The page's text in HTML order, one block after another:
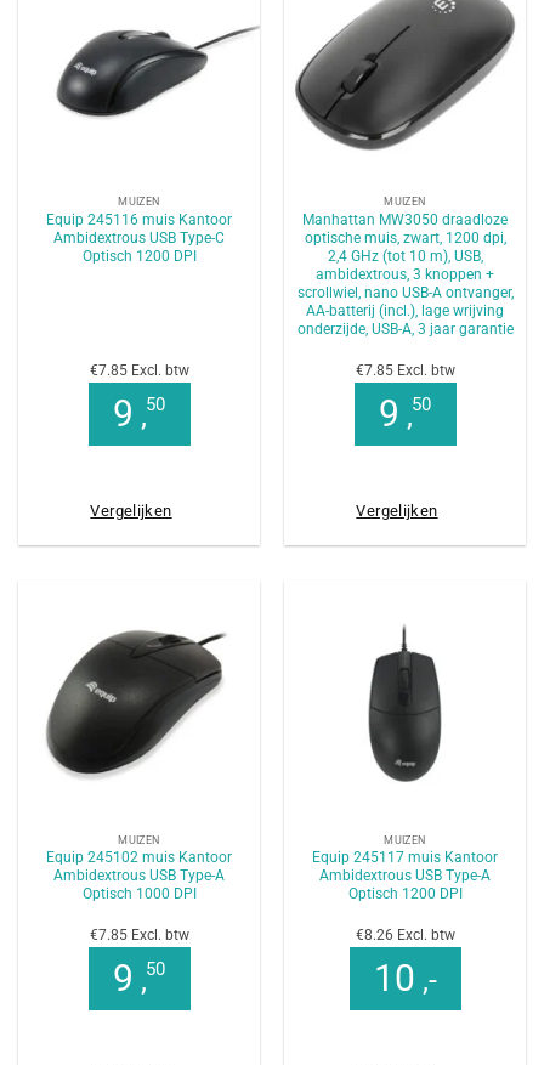
MUIZEN
Equip 245116 muis Kantoor
Ambidextrous USB Type-C
Optisch 1200 DPI
€7.85 Excl. btw
9 ,50
Vergelijken
MUIZEN
Manhattan MW3050 draadloze
optische muis, zwart, 1200 dpi,
2,4 GHz (tot 10 m), USB,
ambidextrous, 3 knoppen +
scrollwiel, nano USB-A ontvanger,
AA-batterij (incl.), lage wrijving
onderzijde, USB-A, 3 jaar garantie
€7.85 Excl. btw
9 ,50
Vergelijken
MUIZEN
Equip 245102 muis Kantoor
Ambidextrous USB Type-A
Optisch 1000 DPI
€7.85 Excl. btw
9 ,50
MUIZEN
Equip 245117 muis Kantoor
Ambidextrous USB Type-A
Optisch 1200 DPI
€8.26 Excl. btw
10 ,-